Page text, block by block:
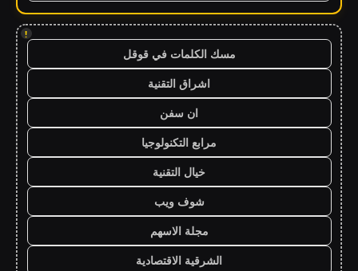
!
مسك الكلمات في قوقل
اشراق التقنية
ان سفن
مرابع التكنولوجيا
خيال التقنية
شوف ويب
مجلة الاسهم
الشرقية الاقتصادية